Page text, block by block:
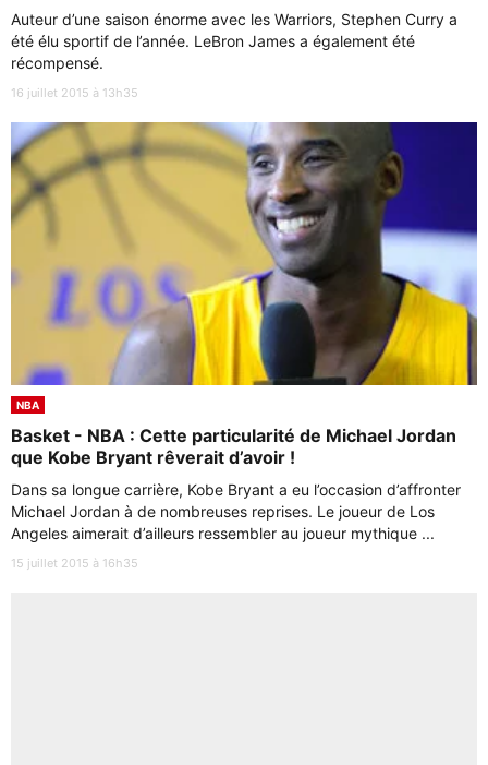
Auteur d’une saison énorme avec les Warriors, Stephen Curry a
été élu sportif de l’année. LeBron James a également été
récompensé.
16 juillet 2015 à 13h35
NBA
Basket - NBA : Cette particularité de Michael Jordan
que Kobe Bryant rêverait d’avoir !
Dans sa longue carrière, Kobe Bryant a eu l’occasion d’affronter
Michael Jordan à de nombreuses reprises. Le joueur de Los
Angeles aimerait d’ailleurs ressembler au joueur mythique ...
15 juillet 2015 à 16h35